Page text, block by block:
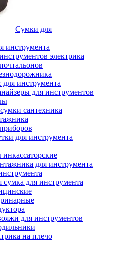
Сумки для
инструмента
электрика
инструмента
для инструментов
сантехника
для инструмента
инкассаторские
для инструмента
сумка для инструмента
для инструментов
на плечо